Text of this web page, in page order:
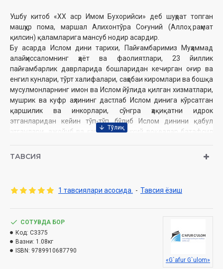
Ушбу китоб «ХХ аср Имом Бухорийси» деб шуҳрат топган
машҳур пома, маршал Алихонтўра Соғуний (Аллоҳ раҳмат
қилсин) қаламларига мансуб нодир асардир.
Бу асарда Ислом дини тарихи, Пайғамбаримиз Муҳаммад
алайҳиссаломнинг ҳаёт ва фаолиятлари, 23 йиллик
пайғамбарлик даврларида бошларидан кечирган оғир ва
енгил кунлари, тўрт халифалари, саҳобаи киромлари ва бошқа
мусулмонларнинг имон ва Ислом йўлида қилган хизматлари,
мушрик ва куфр аҳлининг дастлаб Ислом динига кўрсатган
қаршилик ва инкорлари, сўнгра ҳақиқатни идрок
этганларидан кейин тўп-тўп бўлиб Ислом динини қабул
этганлари, ажойиб ва ғаройиб тарихий воқеалар батафсил
Ҳажми: 680 бет
Бичими:70х100 1/16
Муқоваси:қаттиқ
Ўзбекистон Республикаси Дин ишлари бўйича қўмитанинг
ТАВСИЯ
1 тавсиялари асосида. - Тавсия ёзиш
СОТУВДА БОР
Код: C3375
Вазни: 1.08кг
ISBN: 9789910687790
«G`afur G`ulom»